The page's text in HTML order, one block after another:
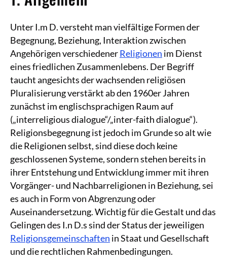
Unter I.m D. versteht man vielfältige Formen der
Begegnung, Beziehung, Interaktion zwischen
Angehörigen verschiedenerReligionen im Dienst
eines friedlichen Zusammenlebens. Der Begriff
taucht angesichts der wachsenden religiösen
Pluralisierung verstärkt ab den 1960er Jahren
zunächst im englischsprachigen Raum auf
(„interreligious dialogue“/„inter-faith dialogue“).
Religionsbegegnung ist jedoch im Grunde so alt wie
die Religionen selbst, sind diese doch keine
geschlossenen Systeme, sondern stehen bereits in
ihrer Entstehung und Entwicklung immer mit ihren
Vorgänger- und Nachbarreligionen in Beziehung, sei
es auch in Form von Abgrenzung oder
Auseinandersetzung. Wichtig für die Gestalt und das
Gelingen des I.n D.s sind der Status der jeweiligen
Religionsgemeinschaften in Staat und Gesellschaft
und die rechtlichen Rahmenbedingungen.